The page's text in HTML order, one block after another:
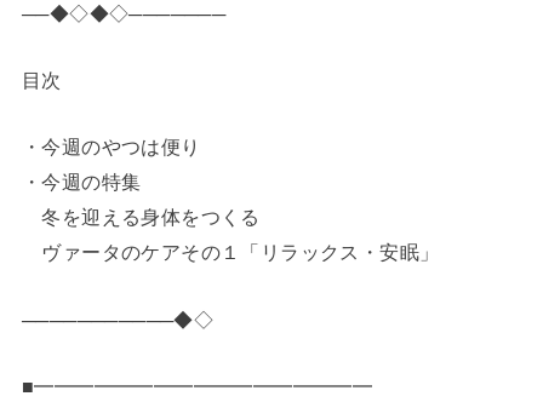
──◆◇◆◇───────
目次
・今週のやつは便り
・今週の特集
冬を迎える身体をつくる
ヴァータのケアその１「リラックス・安眠」
───────────◆◇
■━━━━━━━━━━━━━━━━━